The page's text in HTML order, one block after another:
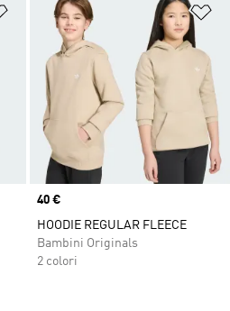
Aggiungi alla lista dei desideri
Price
40 €
HOODIE REGULAR FLEECE
Bambini Originals
2 colori